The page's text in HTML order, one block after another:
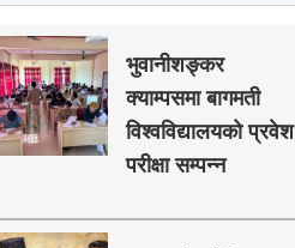
भुवानीशङ्कर
क्याम्पसमा बागमती
विश्वविद्यालयको प्रवेश
परीक्षा सम्पन्न